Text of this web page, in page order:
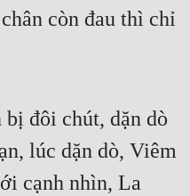
còn đau thì chỉ
đôi chút, dặn dò
lúc dặn dò, Viêm
cạnh nhìn, La